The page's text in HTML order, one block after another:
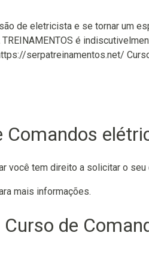
de eletricista e se tornar um
TREINAMENTOS é
serpatreinamentos.net/
Comandos
você tem direito a solicitar o
mais informações.
de